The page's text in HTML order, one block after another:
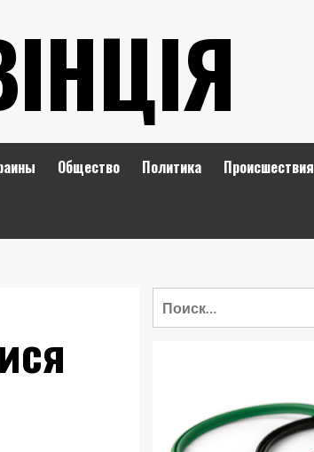
Общество Политика Происшествия